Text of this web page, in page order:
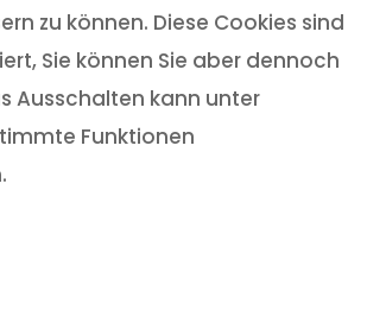
zu können. Diese Cookies sind
Sie können Sie aber dennoch
Ausschalten kann unter
Funktionen